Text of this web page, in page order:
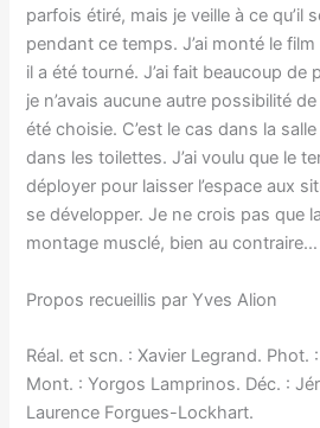
parfois étiré, mais je veille à ce qu’il
pendant ce temps. J’ai monté le
il a été tourné. J’ai fait beaucoup
je n’avais aucune autre possibilité
été choisie. C’est le cas dans la
dans les toilettes. J’ai voulu que le
déployer pour laisser l’espace aux
se développer. Je ne crois pas que
montage musclé, bien au contraire…
Propos recueillis par Yves Alion
Réal. et scn. : Xavier Legrand. Phot.
Mont. : Yorgos Lamprinos. Déc. :
Laurence Forgues-Lockhart.